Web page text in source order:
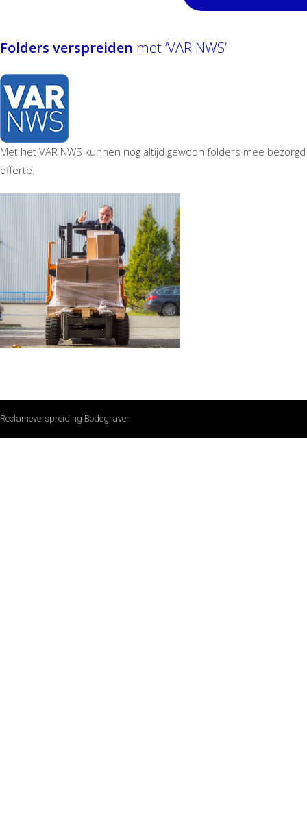
Folders verspreiden met ‘VAR NWS’
Met het VAR NWS kunnen nog altijd gewoon folders mee
offerte.
Reclameverspreiding Bodegraven